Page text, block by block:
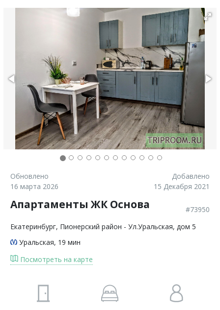
Обновлено
16 марта 2026
Добавлено
15 Декабря 2021
Апартаменты ЖК Основа
#73950
Екатеринбург, Пионерский район - Ул.Уральская, дом 5
Уральская, 19 мин
Посмотреть на карте